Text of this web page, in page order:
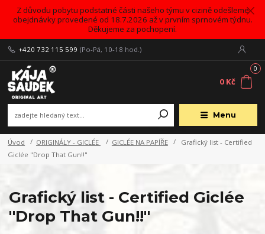
Z důvodu pobytu podstatné části našeho týmu v cizině odešleme
obejdnávky provedené od 18.7.2026 až v prvním sprnovém týdnu.
Děkujeme za pochopení.
Menu
+420 732 115 599 (Po-Pá, 10-18 hod.)
0
0 Kč
Úvod ORIGINÁLY - GICLÉE GICLÉE NA PAPÍŘE
Grafický list - Certified
Giclée "Drop That Gun!!"
Grafický list - Certified Giclée
"Drop That Gun!!"